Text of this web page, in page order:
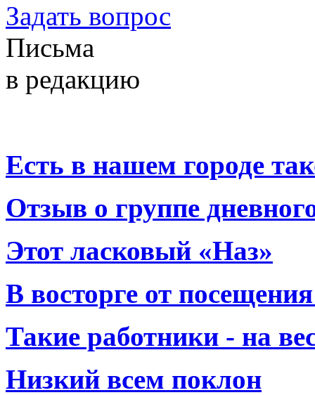
Задать вопрос
Письма
в редакцию
Есть в нашем городе
Отзыв о группе
Этот ласковый «Наз»
В восторге от
Такие работники - на
Низкий всем поклон